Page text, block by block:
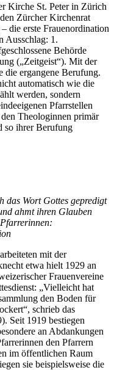
Kirche St. Peter in Zürich
Zürcher Kirchenrat
die erste Frauenordination
Ausschlag: 1.
Behörde
(„Zeitgeist“). Mit der
die ergangene Berufung.
automatisch wie die
werden, sondern
Pfarrstellen
Theologinnen primär
so ihrer Berufung
das Wort Gottes gepredigt
ahmt ihren Glauben
mit der
etwa hielt 1929 an
Frauenvereine
„Vielleicht hat
den Boden für
schrieb das
Seit 1919 bestiegen
an Abdankungen
den Pfarrern
im öffentlichen Raum
sie beispielsweise die